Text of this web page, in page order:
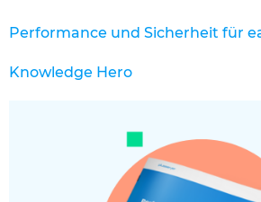
Performance und Sicherheit für
Knowledge Hero